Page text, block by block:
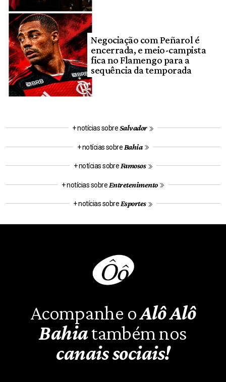
Negociação com Peñarol é
encerrada, e meio-campista
fica no Flamengo para a
sequência da temporada
+ notícias sobreSalvador
+ notícias sobre Bahia
+ notícias sobre Famosos
+ notícias sobre Entretenimento
+ notícias sobre Esportes
Acompanhe oAlô Alô
Bahiatambém nos
canais sociais!